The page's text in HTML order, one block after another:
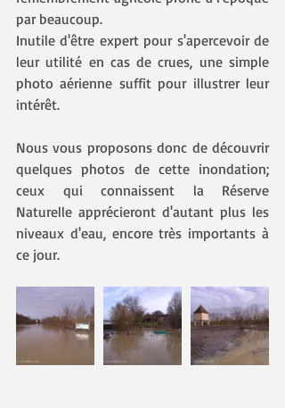
par beaucoup.
Inutile d'être expert pour s'apercevoir de
leur utilité en cas de crues, une simple
photo aérienne suffit pour illustrer leur
intérêt.
Nous vous proposons donc de découvrir
quelques photos de cette inondation;
ceux qui connaissent la Réserve
Naturelle apprécieront d'autant plus les
niveaux d'eau, encore très importants à
ce jour.